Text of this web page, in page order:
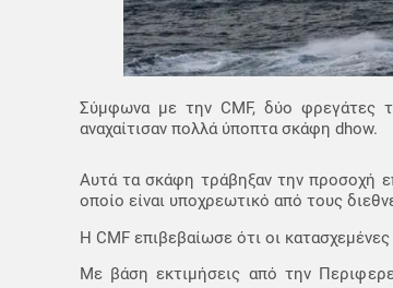
Σύμφωνα με την CMF, δύο φρεγάτες
αναχαίτισαν πολλά ύποπτα σκάφη dhow.
Αυτά τα σκάφη τράβηξαν την προσοχή
οποίο είναι υποχρεωτικό από τους
Η CMF επιβεβαίωσε ότι οι
Με βάση εκτιμήσεις από την